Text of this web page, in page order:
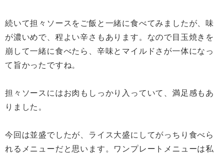
続いて担々ソースをご飯と一緒に食べてみましたが、味
が濃いめで、程よい辛さもあります。なので目玉焼きを
崩して一緒に食べたら、辛味とマイルドさが一体になっ
て旨かったですね。
担々ソースにはお肉もしっかり入っていて、満足感もあ
りました。
今回は並盛でしたが、ライス大盛にしてがっちり食べら
れるメニューだと思います。ワンプレートメニューは私